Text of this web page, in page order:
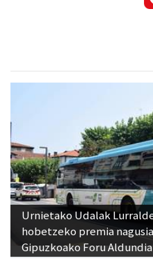
Urnietako Udalak
hobetzeko premia
Gipuzkoako Foru